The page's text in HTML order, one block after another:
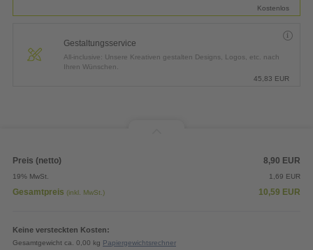
Kostenlos
Gestaltungsservice
All-inclusive: Unsere Kreativen gestalten Designs, Logos, etc. nach
Ihren Wünschen.
45,83 EUR
Preis (netto) 8,90 EUR
19% MwSt. 1,69 EUR
Gesamtpreis (inkl. MwSt.) 10,59 EUR
Keine versteckten Kosten:
Gesamtgewicht ca. 0,00 kg Papiergewichtsrechner